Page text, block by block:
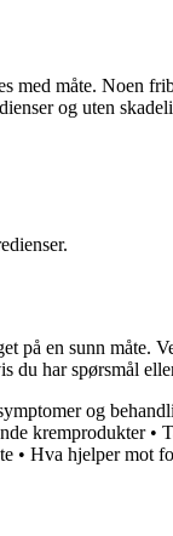
med måte.
og uten
på en sunn
har spørsmål
og
kremprodukter•
• Hva hjelper mot